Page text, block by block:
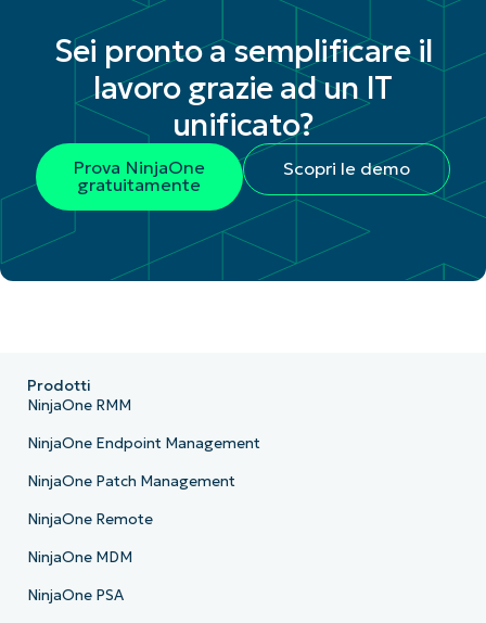
Sei pronto a semplificare il
lavoro grazie ad un IT
unificato?
Prova NinjaOne
gratuitamente
Scopri le demo
Prodotti
NinjaOne RMM
NinjaOne Endpoint Management
NinjaOne Patch Management
NinjaOne Remote
NinjaOne MDM
NinjaOne PSA